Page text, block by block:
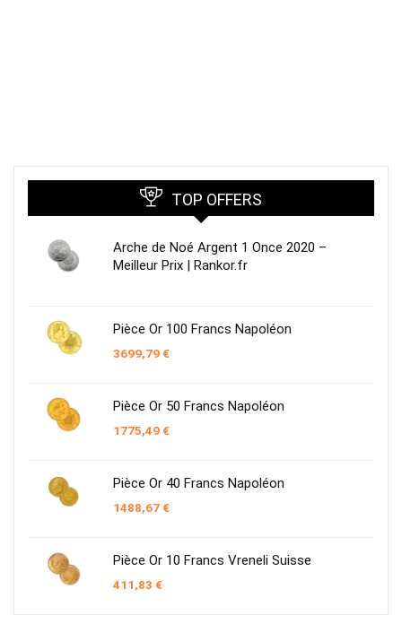
TOP OFFERS
Arche de Noé Argent 1 Once 2020 –
Meilleur Prix | Rankor.fr
Pièce Or 100 Francs Napoléon
3699,79€
Pièce Or 50 Francs Napoléon
1775,49€
Pièce Or 40 Francs Napoléon
1488,67€
Pièce Or 10 Francs Vreneli Suisse
411,83 €